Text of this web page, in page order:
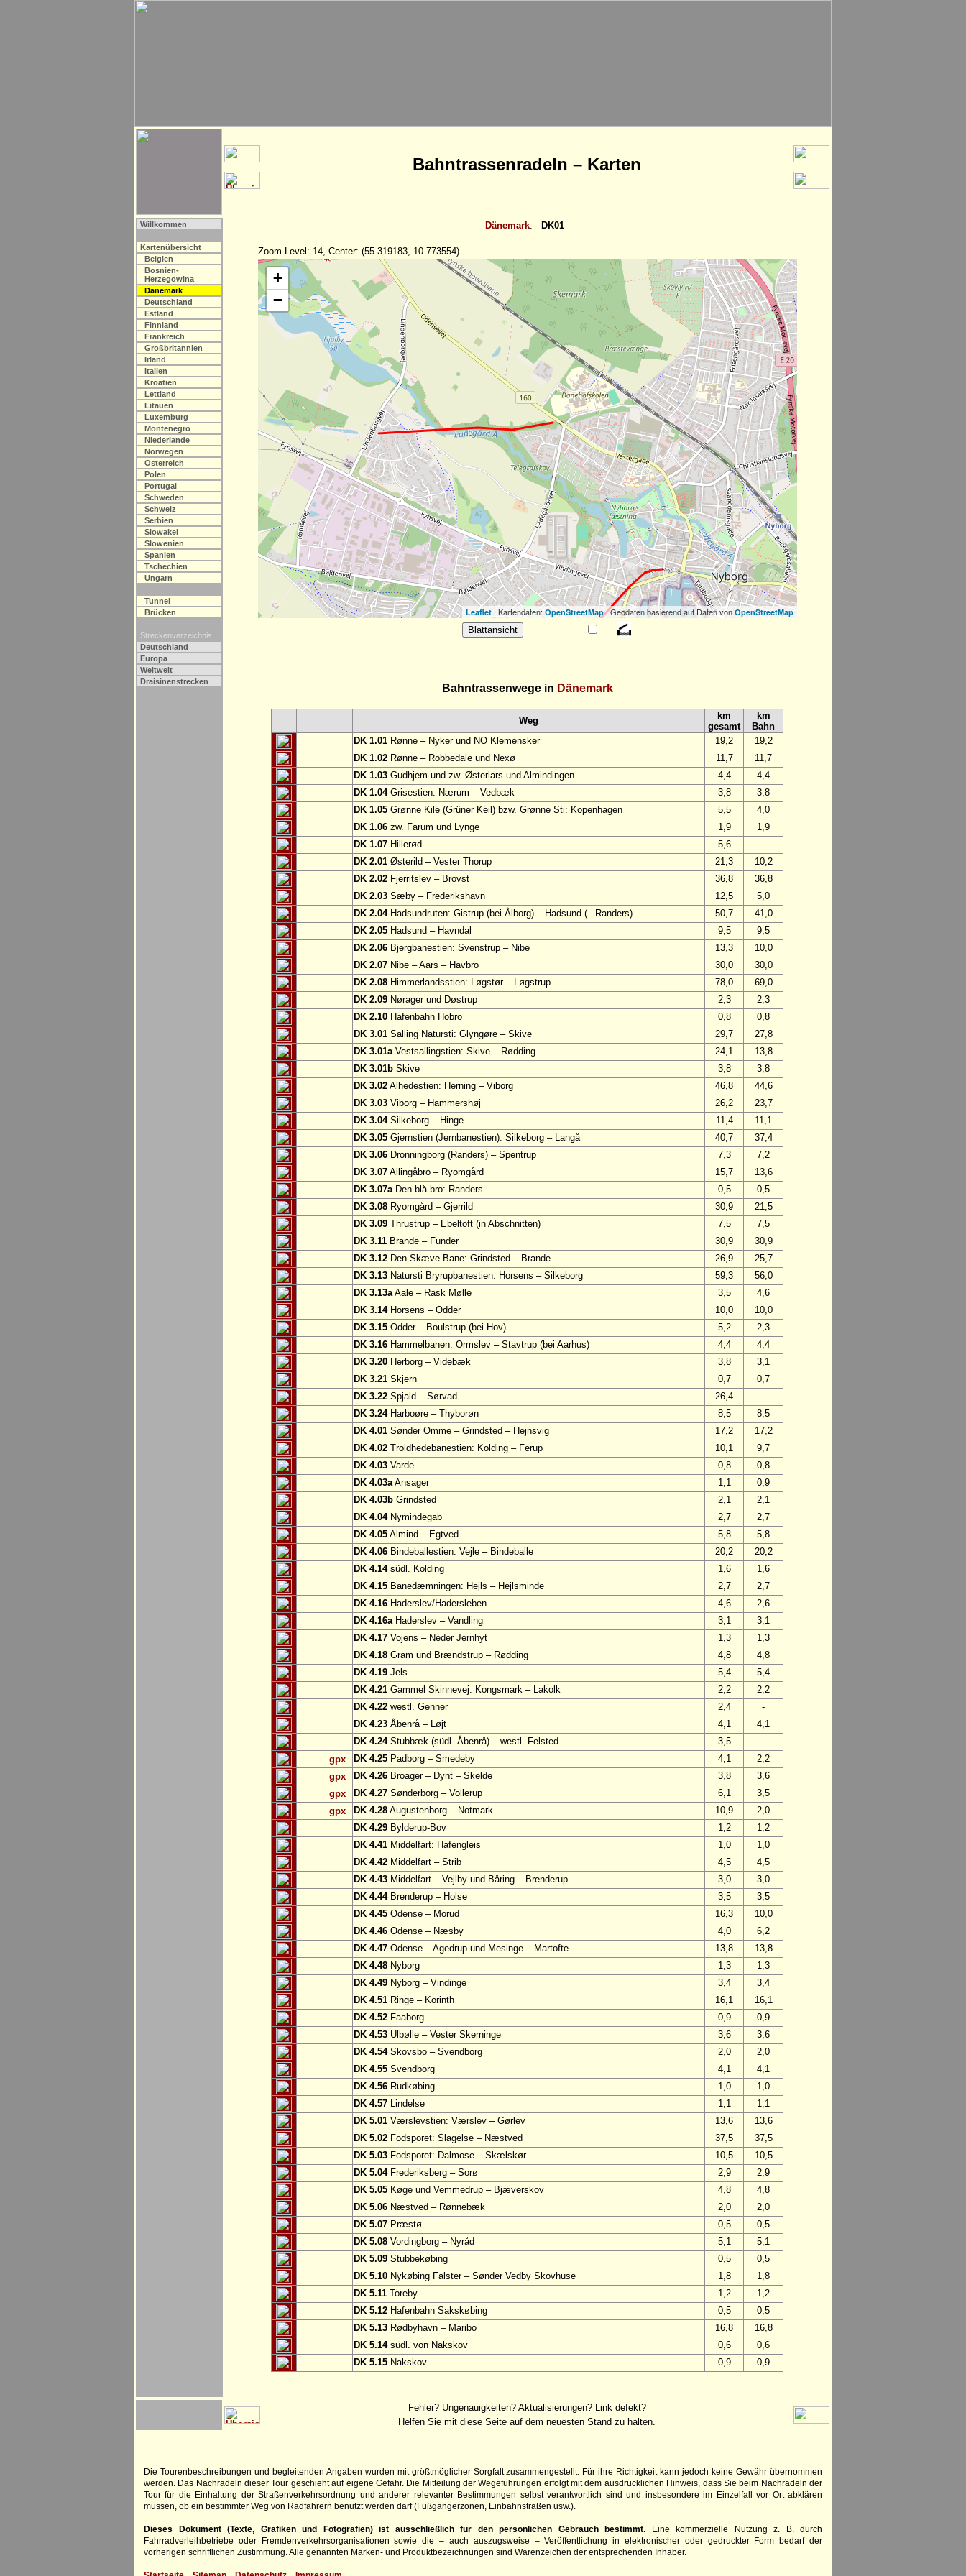
Bahntrassenradeln – Karten
Willkommen
Kartenübersicht
Belgien
Bosnien-
Herzegowina
Dänemark
Deutschland
Estland
Finnland
Frankreich
Großbritannien
Irland
Italien
Kroatien
Lettland
Litauen
Luxemburg
Montenegro
Niederlande
Norwegen
Österreich
Polen
Portugal
Schweden
Schweiz
Serbien
Slowakei
Slowenien
Spanien
Tschechien
Ungarn
Tunnel
Brücken
Streckenverzeichnis
Deutschland
Europa
Weltweit
Draisinenstrecken
Dänemark: DK01
Zoom-Level: 14, Center: (55.319183, 10.773554)
+
−
Leaflet| Kartendaten: OpenStreetMap| Geodaten basierend auf Daten von OpenStreetMap
Bahntrassenwege in Dänemark
Weg
km
gesamt
km
Bahn
DK 1.01 Rønne – Nyker und NO Klemensker 19,2
19,2
DK 1.02 Rønne – Robbedale und Nexø 11,7
11,7
DK 1.03 Gudhjem und zw. Østerlars und Almindingen 4,4
4,4
DK 1.04Grisestien: Nærum – Vedbæk 3,8
3,8
DK 1.05 Grønne Kile (Grüner Keil) bzw. Grønne Sti: Kopenhagen 5,5
4,0
DK 1.06 zw. Farum und Lynge 1,9
1,9
DK 1.07 Hillerød 5,6
-
DK 2.01 Østerild – Vester Thorup 21,3
10,2
DK 2.02 Fjerritslev – Brovst 36,8
36,8
DK 2.03 Sæby – Frederikshavn 12,5
5,0
DK 2.04Hadsundruten: Gistrup (bei Ålborg) – Hadsund (– Randers) 50,7
41,0
DK 2.05 Hadsund – Havndal 9,5
9,5
DK 2.06 Bjergbanestien: Svenstrup – Nibe 13,3
10,0
DK 2.07 Nibe – Aars – Havbro 30,0
30,0
DK 2.08 Himmerlandsstien: Løgstør – Løgstrup 78,0
69,0
DK 2.09 Nørager und Døstrup 2,3
2,3
DK 2.10 Hafenbahn Hobro 0,8
0,8
DK 3.01 Salling Natursti: Glyngøre – Skive 29,7
27,8
DK 3.01aVestsallingstien: Skive – Rødding 24,1
13,8
DK 3.01b Skive 3,8
3,8
DK 3.02 Alhedestien: Herning – Viborg 46,8
44,6
DK 3.03 Viborg – Hammershøj 26,2
23,7
DK 3.04Silkeborg – Hinge 11,4
11,1
DK 3.05 Gjernstien (Jernbanestien): Silkeborg – Langå 40,7
37,4
DK 3.06 Dronningborg (Randers) – Spentrup 7,3
7,2
DK 3.07 Allingåbro – Ryomgård 15,7
13,6
DK 3.07aDen blå bro: Randers 0,5
0,5
DK 3.08 Ryomgård – Gjerrild 30,9
21,5
DK 3.09 Thrustrup – Ebeltoft (in Abschnitten) 7,5
7,5
DK 3.11 Brande – Funder 30,9
30,9
DK 3.12 Den Skæve Bane: Grindsted – Brande 26,9
25,7
DK 3.13 Natursti Bryrupbanestien: Horsens – Silkeborg 59,3
56,0
DK 3.13aAale – Rask Mølle 3,5
4,6
DK 3.14Horsens – Odder 10,0
10,0
DK 3.15 Odder – Boulstrup (bei Hov) 5,2
2,3
DK 3.16 Hammelbanen: Ormslev – Stavtrup (bei Aarhus) 4,4
4,4
DK 3.20 Herborg – Videbæk 3,8
3,1
DK 3.21 Skjern 0,7
0,7
DK 3.22 Spjald – Sørvad 26,4
-
DK 3.24Harboøre – Thyborøn 8,5
8,5
DK 4.01 Sønder Omme – Grindsted – Hejnsvig 17,2
17,2
DK 4.02 Troldhedebanestien: Kolding – Ferup 10,1
9,7
DK 4.03 Varde 0,8
0,8
DK 4.03aAnsager 1,1
0,9
DK 4.03b Grindsted 2,1
2,1
DK 4.04Nymindegab 2,7
2,7
DK 4.05 Almind – Egtved 5,8
5,8
DK 4.06 Bindeballestien: Vejle – Bindeballe 20,2
20,2
DK 4.14südl. Kolding 1,6
1,6
DK 4.15 Banedæmningen: Hejls – Hejlsminde 2,7
2,7
DK 4.16 Haderslev/Hadersleben 4,6
2,6
DK 4.16aHaderslev – Vandling 3,1
3,1
DK 4.17 Vojens – Neder Jernhyt 1,3
1,3
DK 4.18 Gram und Brændstrup – Rødding 4,8
4,8
DK 4.19 Jels 5,4
5,4
DK 4.21 Gammel Skinnevej: Kongsmark – Lakolk 2,2
2,2
DK 4.22 westl. Genner 2,4
-
DK 4.23 Åbenrå – Løjt 4,1
4,1
DK 4.24Stubbæk (südl. Åbenrå) – westl. Felsted 3,5
-
gpx
DK 4.25 Padborg – Smedeby 4,1
2,2
gpx
DK 4.26 Broager – Dynt – Skelde 3,8
3,6
gpx
DK 4.27 Sønderborg – Vollerup 6,1
3,5
gpx
DK 4.28 Augustenborg – Notmark 10,9
2,0
DK 4.29 Bylderup-Bov 1,2
1,2
DK 4.41 Middelfart: Hafengleis 1,0
1,0
DK 4.42 Middelfart – Strib 4,5
4,5
DK 4.43 Middelfart – Vejlby und Båring – Brenderup 3,0
3,0
DK 4.44Brenderup – Holse 3,5
3,5
DK 4.45 Odense – Morud 16,3
10,0
DK 4.46 Odense – Næsby 4,0
6,2
DK 4.47 Odense – Agedrup und Mesinge – Martofte 13,8
13,8
DK 4.48 Nyborg 1,3
1,3
DK 4.49 Nyborg – Vindinge 3,4
3,4
DK 4.51 Ringe – Korinth 16,1
16,1
DK 4.52 Faaborg 0,9
0,9
DK 4.53 Ulbølle – Vester Skerninge 3,6
3,6
DK 4.54Skovsbo – Svendborg 2,0
2,0
DK 4.55 Svendborg 4,1
4,1
DK 4.56 Rudkøbing 1,0
1,0
DK 4.57 Lindelse 1,1
1,1
DK 5.01 Værslevstien: Værslev – Gørlev 13,6
13,6
DK 5.02 Fodsporet: Slagelse – Næstved 37,5
37,5
DK 5.03 Fodsporet: Dalmose – Skælskør 10,5
10,5
DK 5.04Frederiksberg – Sorø 2,9
2,9
DK 5.05 Køge und Vemmedrup – Bjæverskov 4,8
4,8
DK 5.06 Næstved – Rønnebæk 2,0
2,0
DK 5.07 Præstø 0,5
0,5
DK 5.08 Vordingborg – Nyråd 5,1
5,1
DK 5.09 Stubbekøbing 0,5
0,5
DK 5.10 Nykøbing Falster – Sønder Vedby Skovhuse 1,8
1,8
DK 5.11 Toreby 1,2
1,2
DK 5.12 Hafenbahn Sakskøbing 0,5
0,5
DK 5.13 Rødbyhavn – Maribo 16,8
16,8
DK 5.14südl. von Nakskov 0,6
0,6
DK 5.15 Nakskov 0,9 0,9
Fehler? Ungenauigkeiten? Aktualisierungen? Link defekt?
Helfen Sie mit diese Seite auf dem neuesten Stand zu halten.
Die Tourenbeschreibungen und begleitenden Angaben wurden mit größtmöglicher Sorgfalt zusammengestellt. Für ihre Richtigkeit kann jedoch keine Gewähr übernommen
werden. Das Nachradeln dieser Tour geschieht auf eigene Gefahr. Die Mitteilung der Wegeführungen erfolgt mit dem ausdrücklichen Hinweis, dass Sie beim Nachradeln der
Tour für die Einhaltung der Straßenverkehrsordnung und anderer relevanter Bestimmungen selbst verantwortlich sind und insbesondere im Einzelfall vor Ort abklären
müssen, ob ein bestimmter Weg von Radfahrern benutzt werden darf (Fußgängerzonen, Einbahnstraßen usw.).
Dieses Dokument (Texte, Grafiken und Fotografien) ist ausschließlich für den persönlichen Gebrauch bestimmt. Eine kommerzielle Nutzung z. B. durch
Fahrradverleihbetriebe oder Fremdenverkehrsorganisationen sowie die – auch auszugsweise – Veröffentlichung in elektronischer oder gedruckter Form bedarf der
vorherigen schriftlichen Zustimmung. Alle genannten Marken- und Produktbezeichnungen sind Warenzeichen der entsprechenden Inhaber.